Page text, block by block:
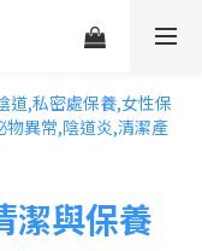
潔與保養